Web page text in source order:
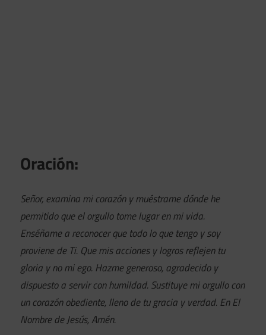
Oración:
Señor, examina mi corazón y muéstrame dónde he
permitido que el orgullo tome lugar en mi vida.
Enséñame a reconocer que todo lo que tengo y soy
proviene de Ti. Que mis acciones y logros reflejen tu
gloria y no mi ego. Hazme generoso, agradecido y
dispuesto a servir con humildad. Sustituye mi orgullo con
un corazón obediente, lleno de tu gracia y verdad. En El
Nombre de Jesús, Amén.